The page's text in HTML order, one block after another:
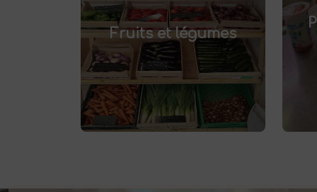
Fruits et légumes
Achetez des
fruits et légumes
frais à Saint-Saulve
et savourez
des produits de saison, cultivés
localement. Goûtez la différence
: des produits sains et
respectueux de l'environnement.
Vente directe à la ferme ou
livraison à domicile.